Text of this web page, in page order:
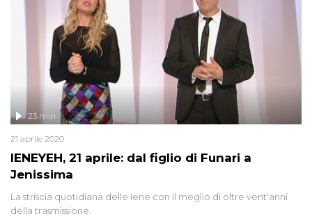
IENEYEH, 21 aprile: dal figlio di Funari a
Jenissima
23 min
21 aprile 2020
La striscia quotidiana delle Iene con il meglio di oltre vent'anni
della trasmissione.